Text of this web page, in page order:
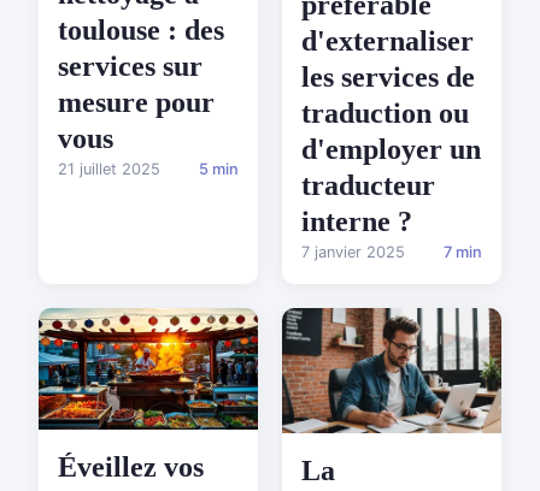
toulouse : des
services sur
mesure pour
vous
21 juillet 2025 5 min
d'externaliser
les services de
traduction ou
d'employer un
traducteur
interne ?
7 janvier 2025 7 min
Éveillez vos
La